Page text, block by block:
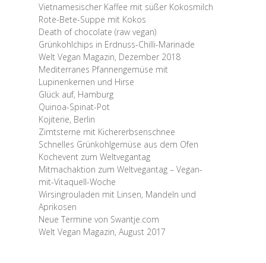
Vietnamesischer Kaffee mit süßer Kokosmilch
Rote-Bete-Suppe mit Kokos
Death of chocolate (raw vegan)
Grünkohlchips in Erdnuss-Chilli-Marinade
Welt Vegan Magazin, Dezember 2018
Mediterranes Pfannengemüse mit
Lupinenkernen und Hirse
Glück auf, Hamburg
Quinoa-Spinat-Pot
Kojiterie, Berlin
Zimtsterne mit Kichererbsenschnee
Schnelles Grünkohlgemüse aus dem Ofen
Kochevent zum Weltvegantag
Mitmachaktion zum Weltvegantag – Vegan-
mit-Vitaquell-Woche
Wirsingrouladen mit Linsen, Mandeln und
Aprikosen
Neue Termine von Swantje.com
Welt Vegan Magazin, August 2017